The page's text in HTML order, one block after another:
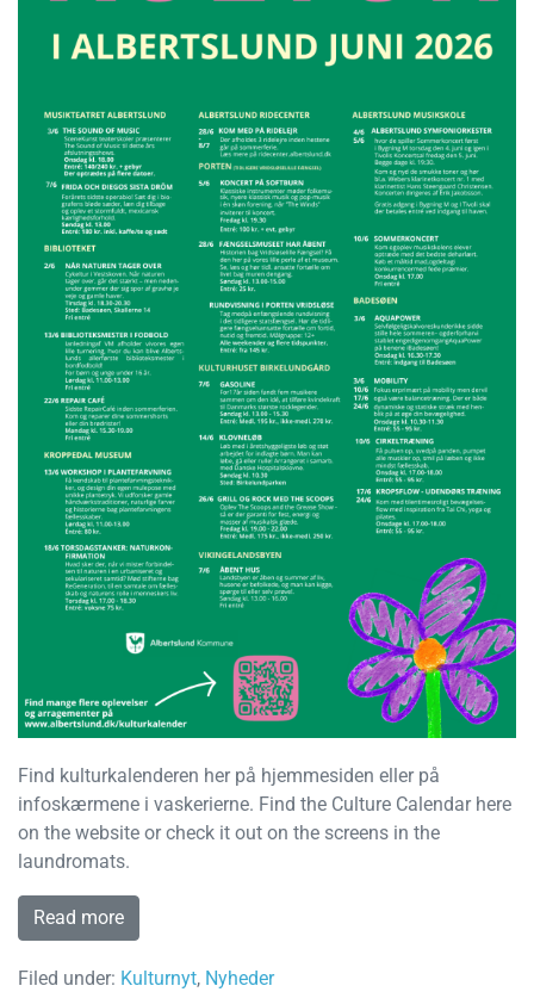
Find kulturkalenderen her på hjemmesiden eller på
infoskærmene i vaskerierne. Find the Culture Calendar here
on the website or check it out on the screens in the
laundromats.
Read more
Filed under: Kulturnyt, Nyheder